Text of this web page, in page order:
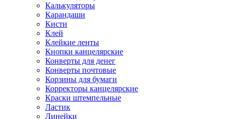
Калькуляторы
Карандаши
Кисти
Клей
Клейкие ленты
Кнопки канцелярские
Конверты для денег
Конверты почтовые
Корзины для бумаги
Корректоры канцелярские
Краски штемпельные
Ластик
Линейки